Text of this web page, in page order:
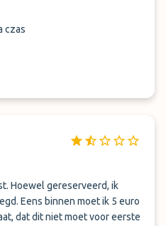
czas
Hoewel gereserveerd, ik
Eens binnen moet ik 5 euro
dat dit niet moet voor eerste